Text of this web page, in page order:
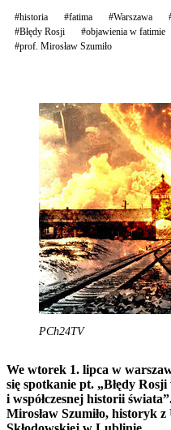
#historia #fatima #Warszawa
#Błędy Rosji
#objawienia w fatimie
#prof. Mirosław Szumiło
PCh24TV
We wtorek 1. lipca w
się spotkanie pt. „Błędy
i współczesnej historii
Mirosław Szumiło, historyk